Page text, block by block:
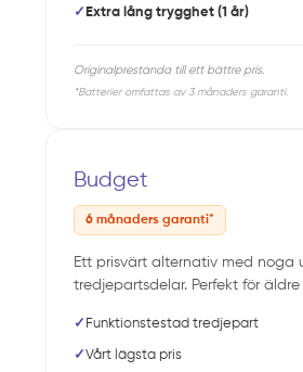
✓ Extra lång trygghet (1 år)
Originalprestanda till ett bättre pris.
*Batterier omfattas av 3 månaders garanti.
Budget
6 månaders garanti*
Ett prisvärt alternativ med noga
tredjepartsdelar. Perfekt för
✓ Funktionstestad tredjepart
✓Vårt lägsta pris